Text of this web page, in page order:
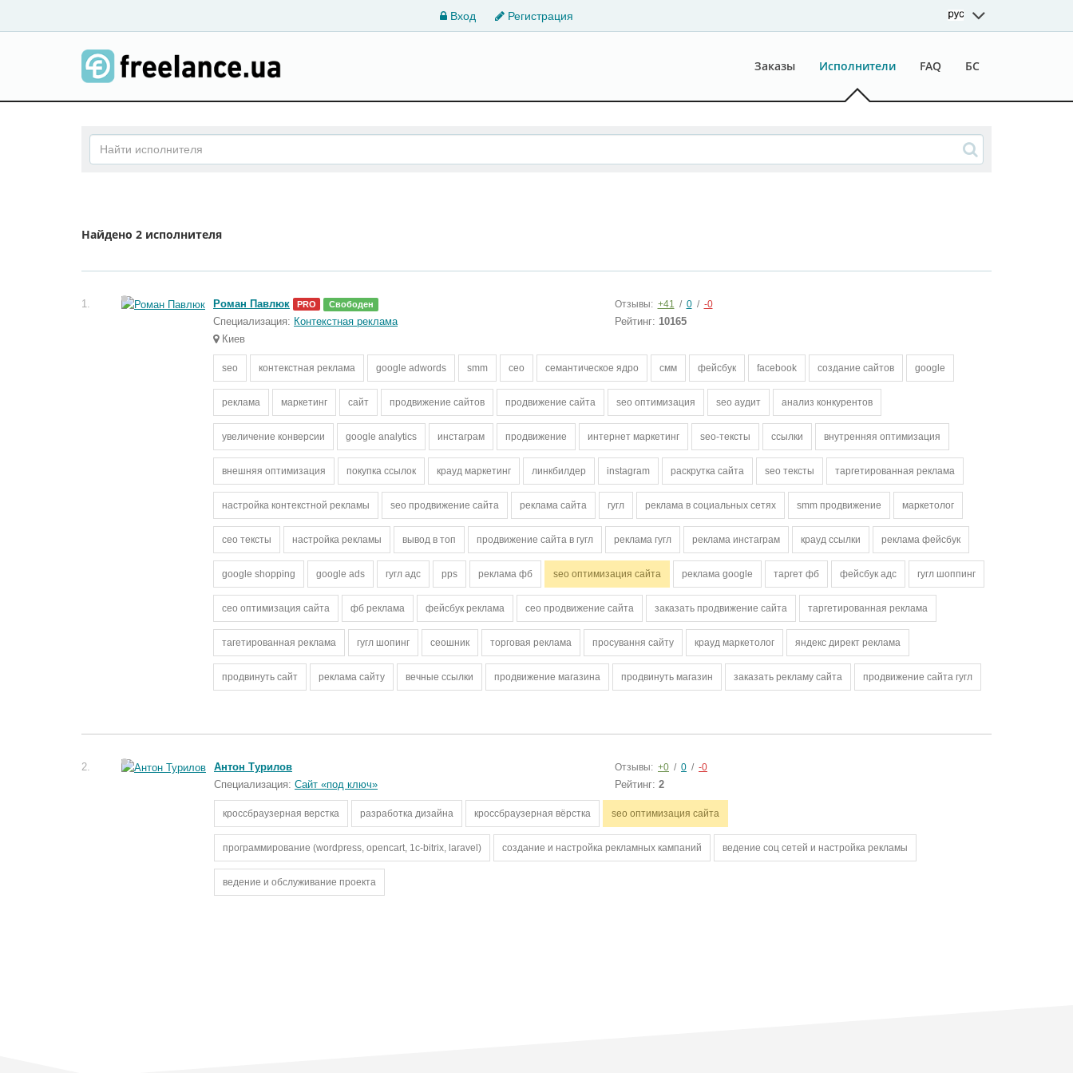
Вход Регистрация
Заказы Исполнители FAQ БС
Найдено 2 исполнителя
1. Роман Павлюк PRO Свободен
Специализация: Контекстная реклама
Киев
Отзывы: +41 / 0 / -0
Рейтинг: 10165
seo контекстная реклама google adwords smm сео семантическое ядро смм фейсбук facebook создание сайтов google
реклама маркетинг сайт продвижение сайтов продвижение сайта seo оптимизация seo аудит анализ конкурентов
увеличение конверсии google analytics инстаграм продвижение интернет маркетинг seo-тексты ссылки внутренняя оптимизация
внешняя оптимизация покупка ссылок крауд маркетинг линкбилдер instagram раскрутка сайта seo тексты таргетированная реклама
настройка контекстной рекламы seo продвижение сайта реклама сайта гугл реклама в социальных сетях smm продвижение маркетолог
сео тексты настройка рекламы вывод в топ продвижение сайта в гугл реклама гугл реклама инстаграм крауд ссылки реклама фейсбук
google shopping google ads гугл адс pps реклама фб seo оптимизация сайта реклама google таргет фб фейсбук адс гугл шоппинг
сео оптимизация сайта фб реклама фейсбук реклама сео продвижение сайта заказать продвижение сайта таргетированная реклама
тагетированная реклама гугл шопинг сеошник торговая реклама просування сайту крауд маркетолог яндекс директ реклама
продвинуть сайт реклама сайту вечные ссылки продвижение магазина продвинуть магазин заказать рекламу сайта продвижение сайта гугл
2.
Антон Турилов
Специализация: Сайт «под ключ»
Отзывы: +0 / 0 / -0
Рейтинг: 2
кроссбраузерная верстка разработка дизайна кроссбраузерная вёрстка seo оптимизация сайта
программирование (wordpress, opencart, 1c-bitrix, laravel) создание и настройка рекламных кампаний ведение соц сетей и настройка рекламы
ведение и обслуживание проекта